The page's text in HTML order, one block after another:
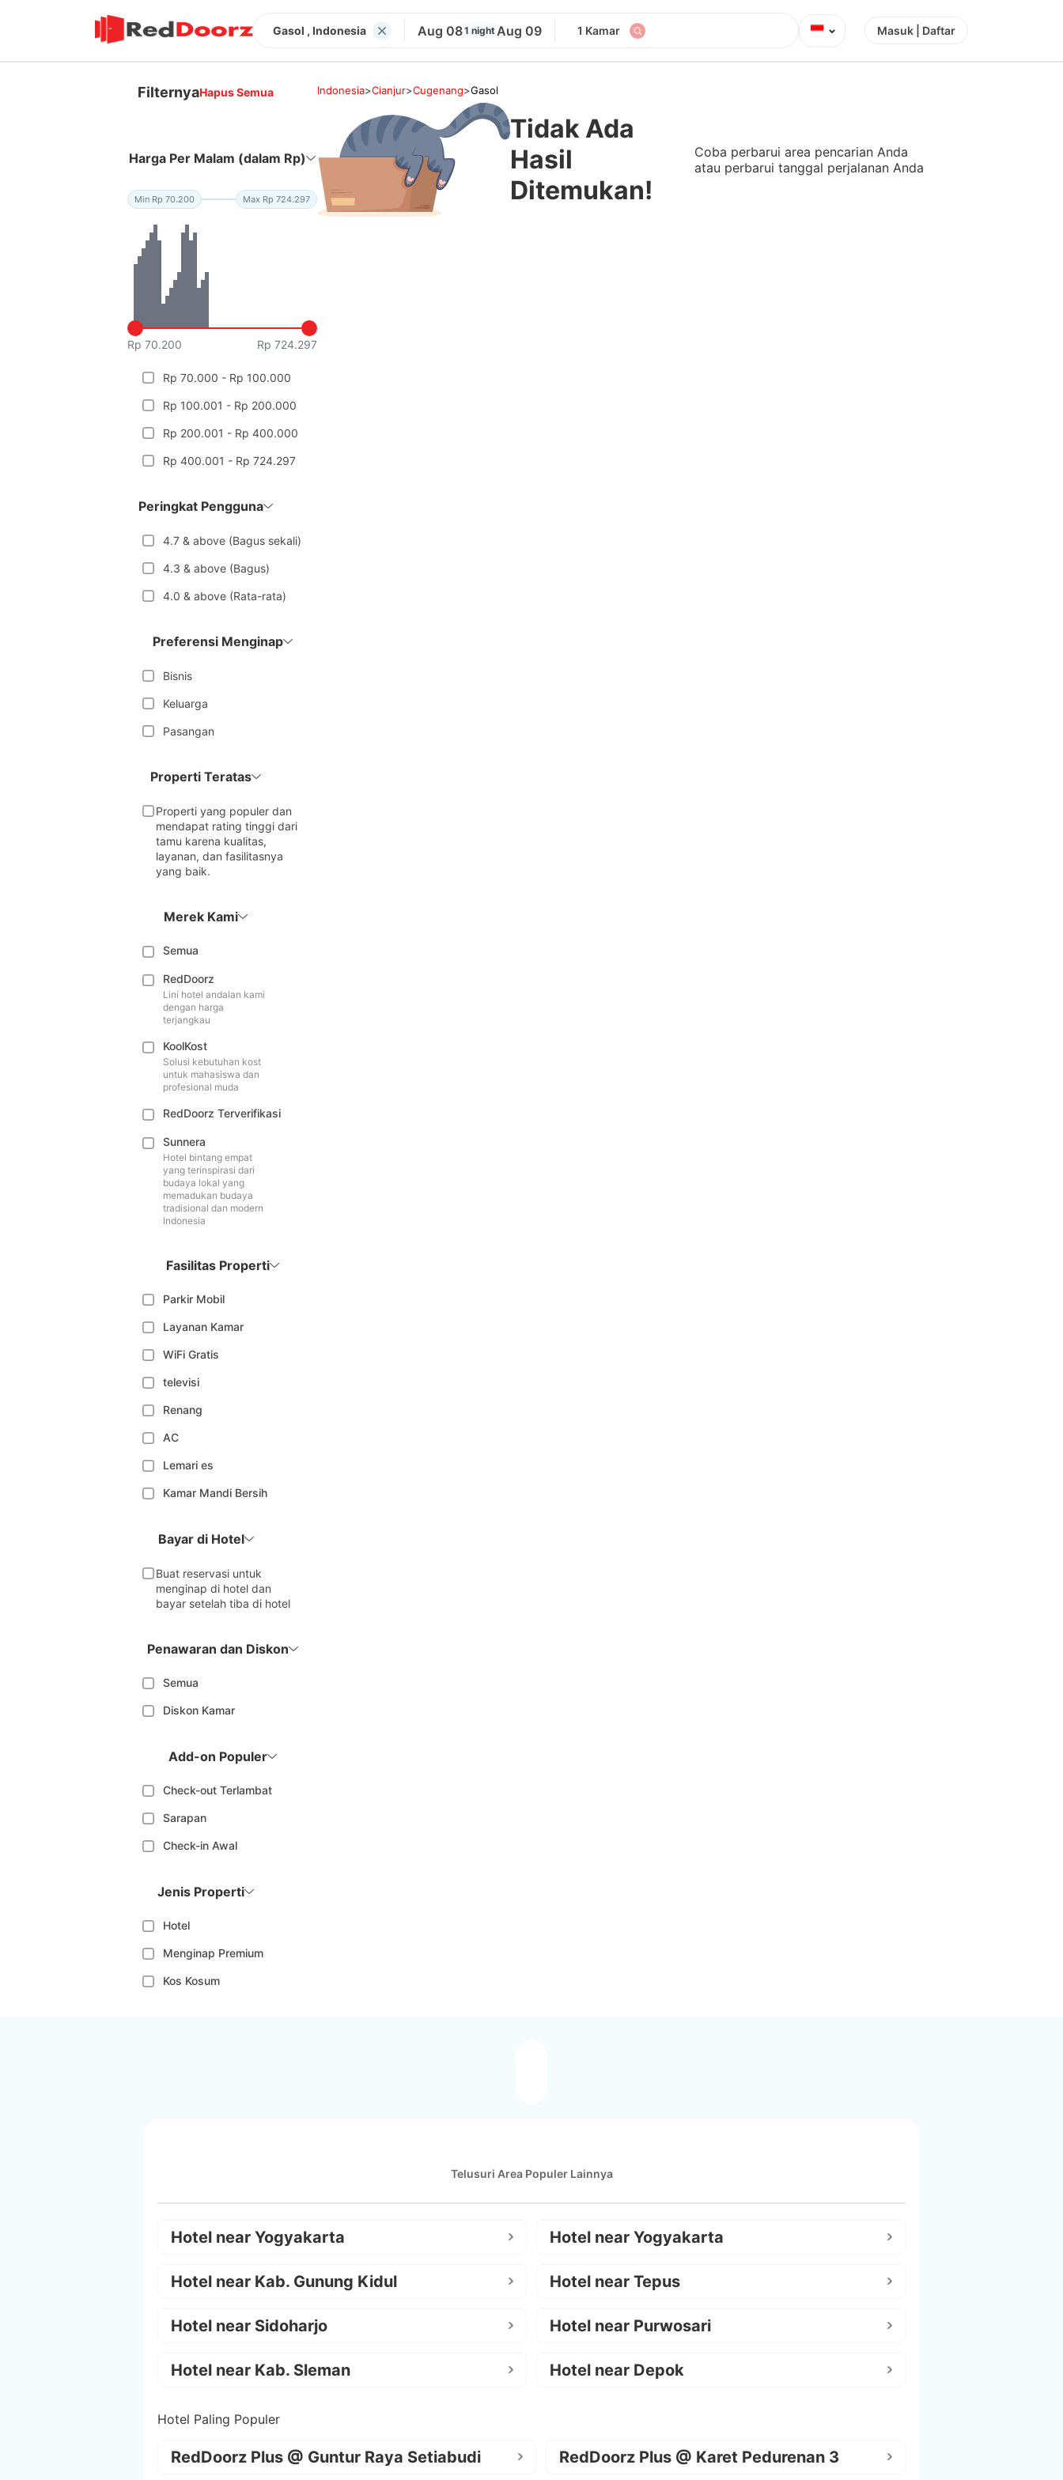
Gasol , Indonesia Aug 081 night Aug 09 1 Kamar ⌄ Masuk | Daftar
FilternyaHapus Semua
Harga Per Malam (dalam Rp)
Min Rp 70.200 Max Rp 724.297
Rp 70.200 Rp 724.297
Rp 70.000 - Rp 100.000
Rp 100.001 - Rp 200.000
Rp 200.001 - Rp 400.000
Rp 400.001 - Rp 724.297
Peringkat Pengguna
4.7 & above (Bagus sekali)
4.3 & above (Bagus)
4.0 & above (Rata-rata)
Preferensi Menginap
Bisnis
Keluarga
Pasangan
Properti Teratas
Properti yang populer dan
mendapat rating tinggi dari
tamu karena kualitas,
layanan, dan fasilitasnya
yang baik.
Merek Kami
Semua
RedDoorz
Lini hotel andalan kami
dengan harga
terjangkau
KoolKost
Solusi kebutuhan kost
untuk mahasiswa dan
profesional muda
RedDoorz Terverifikasi
Sunnera
Hotel bintang empat
yang terinspirasi dari
budaya lokal yang
memadukan budaya
tradisional dan modern
Indonesia
Fasilitas Properti
Parkir Mobil
Layanan Kamar
WiFi Gratis
televisi
Renang
AC
Lemari es
Kamar Mandi Bersih
Bayar di Hotel
Buat reservasi untuk
menginap di hotel dan
bayar setelah tiba di hotel
Penawaran dan Diskon
Semua
Diskon Kamar
Add-on Populer
Check-out Terlambat
Sarapan
Check-in Awal
Jenis Properti
Hotel
Menginap Premium
Kos Kosum
Indonesia>Cianjur>Cugenang>Gasol
Tidak Ada
Hasil
Ditemukan!
Coba perbarui area pencarian Anda
atau perbarui tanggal perjalanan Anda
Telusuri Area Populer Lainnya
Hotel near Yogyakarta Hotel near Yogyakarta
Hotel near Kab. Gunung Kidul Hotel near Tepus
Hotel near Sidoharjo Hotel near Purwosari
Hotel near Kab. Sleman Hotel near Depok
Hotel Paling Populer
RedDoorz Plus @ Guntur Raya Setiabudi RedDoorz Plus @ Karet Pedurenan 3